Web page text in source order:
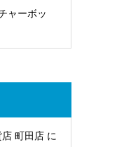
ャーボッ
町田店 に